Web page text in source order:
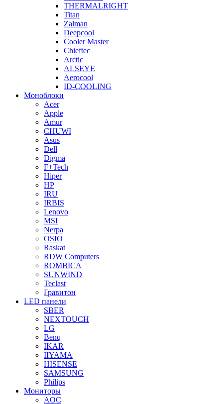
THERMALRIGHT
Titan
Zalman
Deepcool
Cooler Master
Chieftec
Arctic
ALSEYE
Aerocool
ID-COOLING
Моноблоки
Acer
Apple
Amur
CHUWI
Asus
Dell
Digma
F+Tech
Hiper
HP
IRU
IRBIS
Lenovo
MSI
Nerpa
OSIO
Raskat
RDW Computers
ROMBICA
SUNWIND
Teclast
Гравитон
LED панели
SBER
NEXTOUCH
LG
Benq
IKAR
IIYAMA
HISENSE
SAMSUNG
Philips
Мониторы
AOC